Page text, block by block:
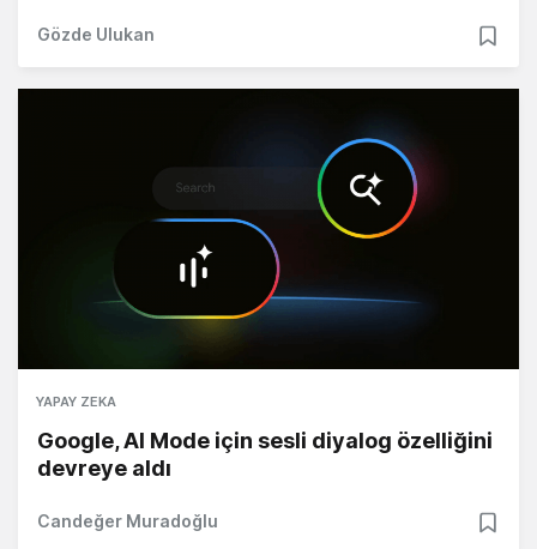
Gözde Ulukan
YAPAY ZEKA
Google, AI Mode için sesli diyalog özelliğini
devreye aldı
Candeğer Muradoğlu